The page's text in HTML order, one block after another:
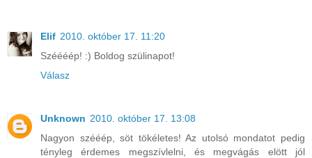
Elif 2010. október 17. 11:20
Széééép! :) Boldog szülinapot!
Válasz
Unknown 2010. október 17. 13:08
Nagyon szééép, söt tökéletes! Az utolsó mondatot pedig
tényleg érdemes megszívlelni, és megvágás elött jól